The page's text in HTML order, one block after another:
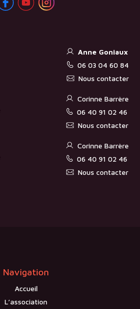
Anne Goniaux
06 03 04 60 84
Nous contacter
Corinne Barrère
06 40 91 02 46
Nous contacter
Corinne Barrère
06 40 91 02 46
Nous contacter
Navigation
Accueil
L’association